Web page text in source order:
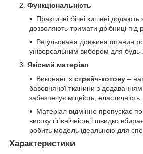
Функціональність
Практичні бічні кишені додають
дозволяють тримати дрібниці під
Регульована довжина штанин
універсальним вибором для будь-
Якісний матеріал
Виконані із стрейч-котону –
бавовняної тканини з
забезпечує міцність,
Матеріал відмінно пропускає
високу гігієнічність і швидко
робить модель ідеальною для
Характеристики